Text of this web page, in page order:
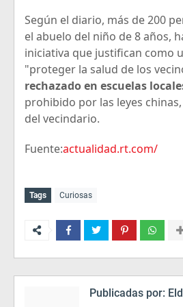
Según el diario, más de 200
el abuelo del niño de 8 años,
iniciativa que justifican como
"proteger la salud de los
rechazado en escuelas
prohibido por las leyes
del vecindario.
Fuente:actualidad.rt.com/
Tags Curiosas
Publicadas por: